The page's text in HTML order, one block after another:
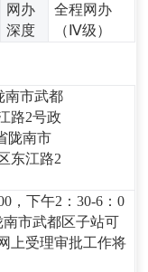
网办
深度
全程网办
（Ⅳ级）
南市武都
路2号政
陇南市
东江路2
，下午2：30-6：0
市武都区子站可
上受理审批工作将